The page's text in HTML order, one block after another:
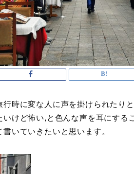
行時に変な人に声を掛けられた
いけど怖い,と色んな声を耳にす
いていきたいと思います。